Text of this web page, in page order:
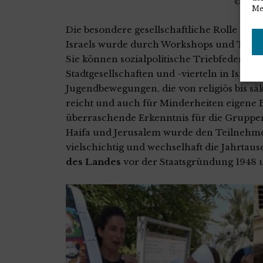
©
Die besondere gesellschaftliche Rolle der
Israels wurde durch Workshops und
Sie können sozialpolitische Triebfedern
Stadtgesellschaften und -vierteln in Israel
Jugendbewegungen, die von religiös bis
reicht und auch für Minderheiten eigene
überraschende Erkenntnis für die
Haifa und Jerusalem wurde den
vielschichtig und wechselhaft die
des Landes vor der Staatsgründung 1948